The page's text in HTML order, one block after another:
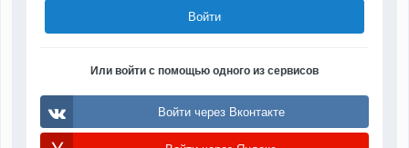
Войти
Или войти с помощью одного из сервисов
Войти через Вконтакте